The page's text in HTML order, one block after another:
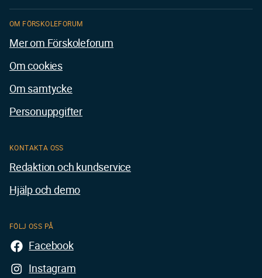
KONTAKTA OSS
Redaktion och kundservice
Hjälp och demo
FÖLJ OSS PÅ
Facebook
Instagram
OM FÖRSKOLEFORUM
Mer om Förskoleforum
Om cookies
Om samtycke
Personuppgifter